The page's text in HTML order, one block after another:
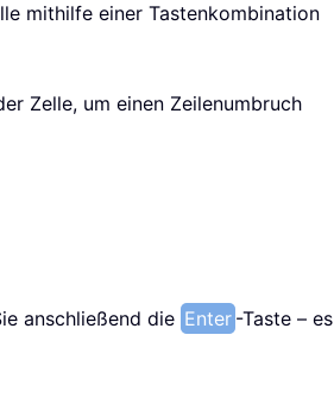
mithilfe einer Tastenkombination
Zelle, um einen Zeilenumbruch
anschließend die Enter -Taste – es